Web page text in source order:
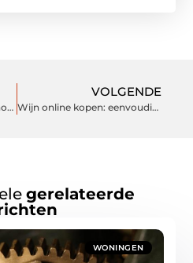
De impact van duurzaam houtgebruik op milieu en samenleving
VOLGENDE
Wijn online kopen: eenvoudig, snel en voordelig
gerelateerde
WONINGEN